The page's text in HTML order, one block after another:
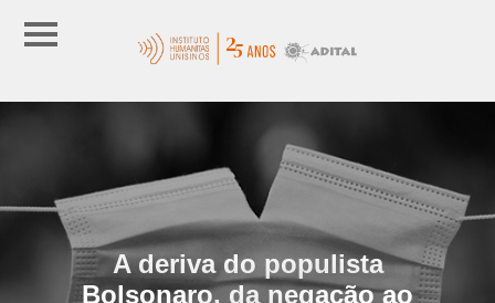
A deriva do populista
Bolsonaro, da negação ao